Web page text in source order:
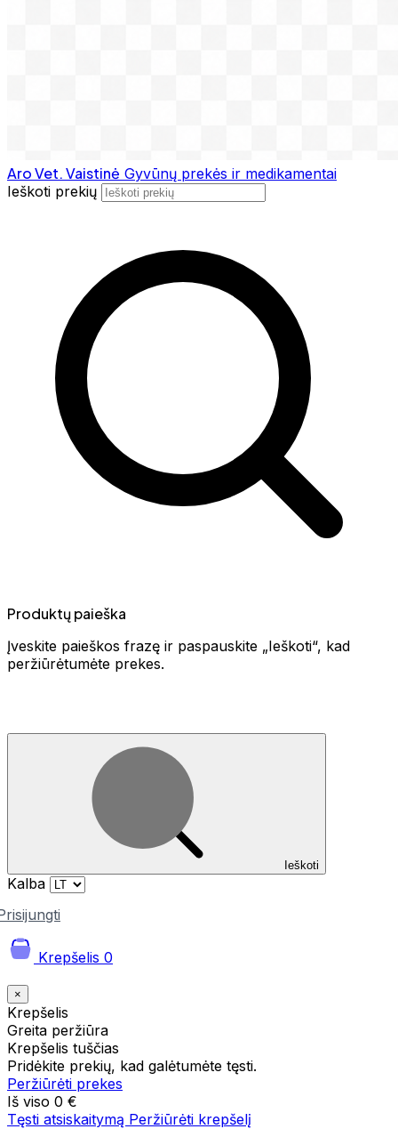
Aro Vet. Vaistinė Gyvūnų prekės ir medikamentai
Ieškoti prekių
Produktų paieška
Įveskite paieškos frazę ir paspauskite „Ieškoti“, kad
peržiūrėtumėte prekes.
Ieškoti
Kalba
Krepšelis 0
×
Krepšelis
Greita peržiūra
Krepšelis tuščias
Pridėkite prekių, kad galėtumėte tęsti.
Peržiūrėti prekes
Iš viso 0 €
Tęsti atsiskaitymą Peržiūrėti krepšelį